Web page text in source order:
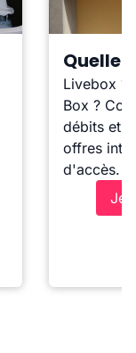
Quelle
Livebox ?
Box ?
débits et
offres
d'accès.
Je